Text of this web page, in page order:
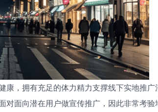
康，拥有充足的体力精力支撑线下实地推广
对面向潜在用户做宣传推广，因此非常考验